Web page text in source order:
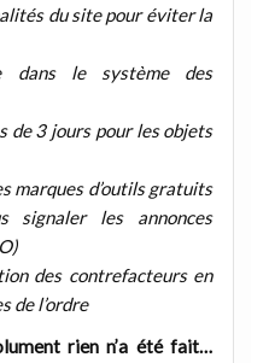
du site pour éviter la
dans le système des
de 3 jours pour les objets
marques d’outils gratuits
signaler les annonces
des contrefacteurs en
de l’ordre
rien n’a été fait…